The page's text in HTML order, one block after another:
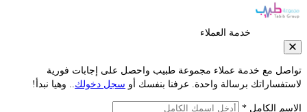
خدمة العملاء
مع خدمة عملاء مجموعة طبيب واحصل على إجابات فورية
برسالة واحدة. عرفنا بنفسك أوسجل دخولك.. وهيا نبدأ!
الكامل *